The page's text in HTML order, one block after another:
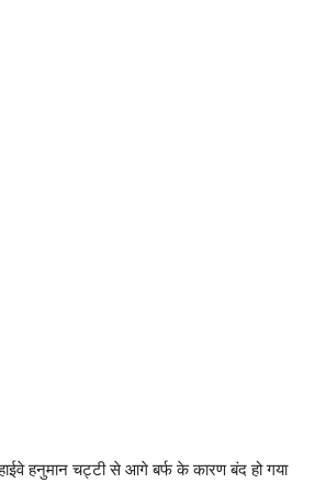
हनुमान चट्टी से आगे बर्फ के कारण बंद हो गया